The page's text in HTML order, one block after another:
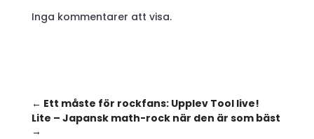
Inga kommentarer att visa.
← Ett måste för rockfans: Upplev Tool live!
Lite – Japansk math-rock när den är som bäst
→